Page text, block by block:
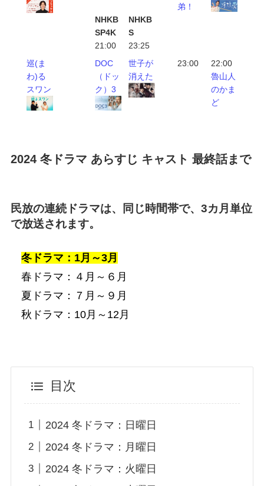
NHKB
SP4K
21:00
NHKB
S
23:25
弟！
巡(ま
わ)る
スワン
DOC
（ドッ
ク）3
世子が
消えた
23:00
22:00
魯山人
のかま
ど
2024 冬ドラマ あらすじ キャスト 最終話まで
民放の連続ドラマは、同じ時間帯で、3カ月単位
で放送されます。
冬ドラマ：1月～3月
春ドラマ：４月～６月
夏ドラマ：７月～９月
秋ドラマ：10月～12月
目次
2024 冬ドラマ：日曜日
2024 冬ドラマ：月曜日
2024 冬ドラマ：火曜日